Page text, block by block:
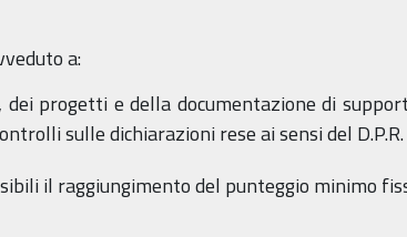
a:
progetti e della documentazione di
sulle dichiarazioni rese ai sensi del
il raggiungimento del punteggio minimo